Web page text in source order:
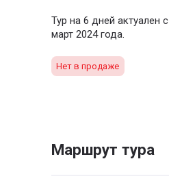
Тур на 6 дней актуален
март 2024 года.
Нет в продаже
Маршрут тура